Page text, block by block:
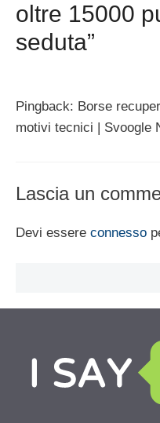
oltre 15000
seduta”
Pingback: Borse
motivi tecnici | Svoogle
Lascia un
Devi essere connesso